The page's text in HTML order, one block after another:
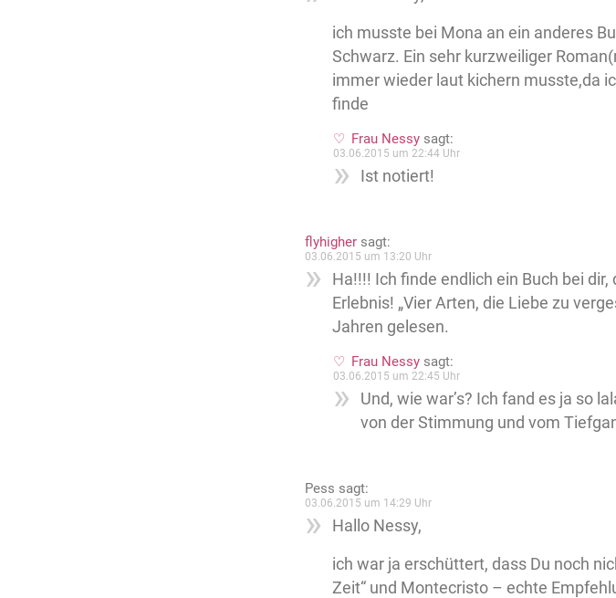
ich musste bei Mona an ein anderes
Schwarz. Ein sehr kurzweiliger
immer wieder laut kichern musste,da
finde
Frau Nessy sagt:
03.06.2015 um 22:44 Uhr
Ist notiert!
flyhigher sagt:
03.06.2015 um 13:20 Uhr
Ha!!!! Ich finde endlich ein Buch bei
Erlebnis! „Vier Arten, die Liebe zu
Jahren gelesen.
Frau Nessy sagt:
03.06.2015 um 22:45 Uhr
Und, wie war’s? Ich fand es ja so
von der Stimmung und vom
Pess sagt:
03.06.2015 um 14:29 Uhr
Hallo Nessy,
ich war ja erschüttert, dass Du noch
Zeit“ und Montecristo – echte